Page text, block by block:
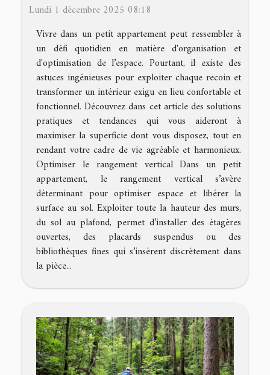
Lundi 1 décembre 2025 08:18
Vivre dans un petit appartement peut ressembler à
un défi quotidien en matière d'organisation et
d'optimisation de l’espace. Pourtant, il existe des
astuces ingénieuses pour exploiter chaque recoin et
transformer un intérieur exigu en lieu confortable et
fonctionnel. Découvrez dans cet article des solutions
pratiques et tendances qui vous aideront à
maximiser la superficie dont vous disposez, tout en
rendant votre cadre de vie agréable et harmonieux.
Optimiser le rangement vertical Dans un petit
appartement, le rangement vertical s’avère
déterminant pour optimiser espace et libérer la
surface au sol. Exploiter toute la hauteur des murs,
du sol au plafond, permet d’installer des étagères
ouvertes, des placards suspendus ou des
bibliothèques fines qui s’insèrent discrètement dans
la pièce...